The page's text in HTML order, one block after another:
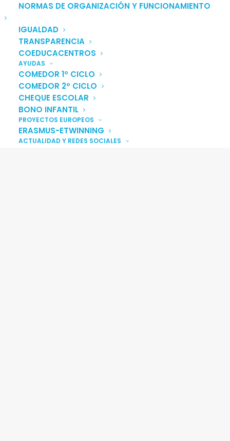
NORMAS DE ORGANIZACIÓN Y FUNCIONAMIENTO
IGUALDAD
TRANSPARENCIA
COEDUCACENTROS
AYUDAS
COMEDOR 1º CICLO
COMEDOR 2º CICLO
CHEQUE ESCOLAR
BONO INFANTIL
PROYECTOS EUROPEOS
ERASMUS-ETWINNING
ACTUALIDAD Y REDES SOCIALES